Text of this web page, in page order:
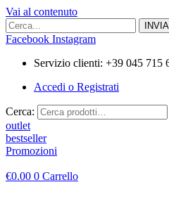
Vai al contenuto
Facebook Instagram
Servizio clienti: +39 045 715
Accedi o Registrati
Cerca:
outlet
bestseller
Promozioni
€0.00 0 Carrello